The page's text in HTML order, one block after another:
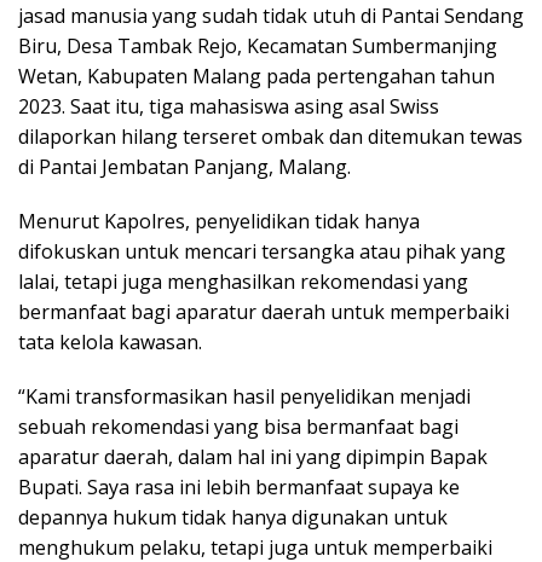
jasad manusia yang sudah tidak utuh di Pantai Sendang
Biru, Desa Tambak Rejo, Kecamatan Sumbermanjing
Wetan, Kabupaten Malang pada pertengahan tahun
2023. Saat itu, tiga mahasiswa asing asal Swiss
dilaporkan hilang terseret ombak dan ditemukan tewas
di Pantai Jembatan Panjang, Malang.
Menurut Kapolres, penyelidikan tidak hanya
difokuskan untuk mencari tersangka atau pihak yang
lalai, tetapi juga menghasilkan rekomendasi yang
bermanfaat bagi aparatur daerah untuk memperbaiki
tata kelola kawasan.
“Kami transformasikan hasil penyelidikan menjadi
sebuah rekomendasi yang bisa bermanfaat bagi
aparatur daerah, dalam hal ini yang dipimpin Bapak
Bupati. Saya rasa ini lebih bermanfaat supaya ke
depannya hukum tidak hanya digunakan untuk
menghukum pelaku, tetapi juga untuk memperbaiki